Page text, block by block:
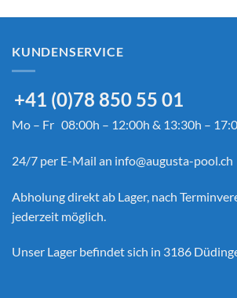
KUNDENSERVICE
+41 (0)78 850 55 01
Mo – Fr 08:00h – 12:00h & 13:30h –
24/7 per E-Mail an info@augusta-pool.ch
Abholung direkt ab Lager, nach
jederzeit möglich.
Unser Lager befindet sich in 3186